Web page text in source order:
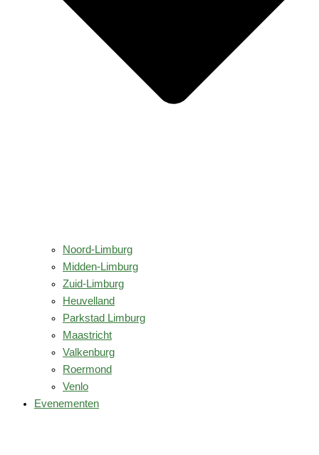
Noord-Limburg
Midden-Limburg
Zuid-Limburg
Heuvelland
Parkstad Limburg
Maastricht
Valkenburg
Roermond
Venlo
Evenementen